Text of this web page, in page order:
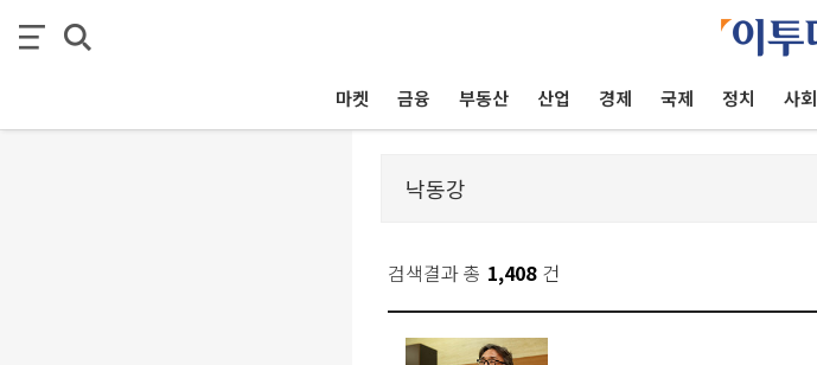
마켓 금융 부동산 산업 경제 국제 정치 사회
검색결과 총 1,408 건